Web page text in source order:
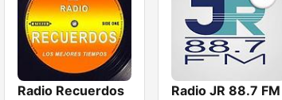
Radio Recuerdos Radio JR 88.7 FM